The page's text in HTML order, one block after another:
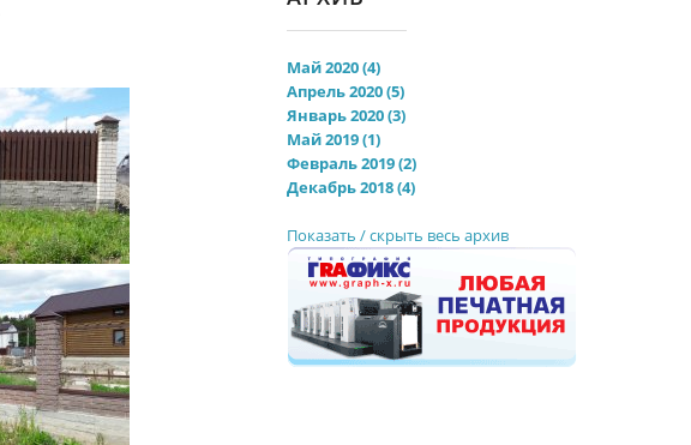
Май 2020 (4)
Апрель 2020 (5)
Январь 2020 (3)
Май 2019 (1)
Февраль 2019 (2)
Декабрь 2018 (4)
Показать / скрыть весь архив